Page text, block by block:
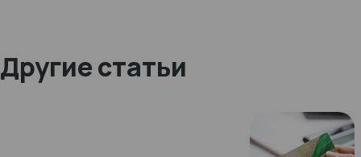
Другие статьи